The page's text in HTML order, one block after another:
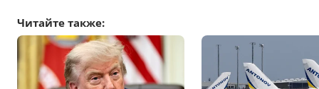
Читайте также: